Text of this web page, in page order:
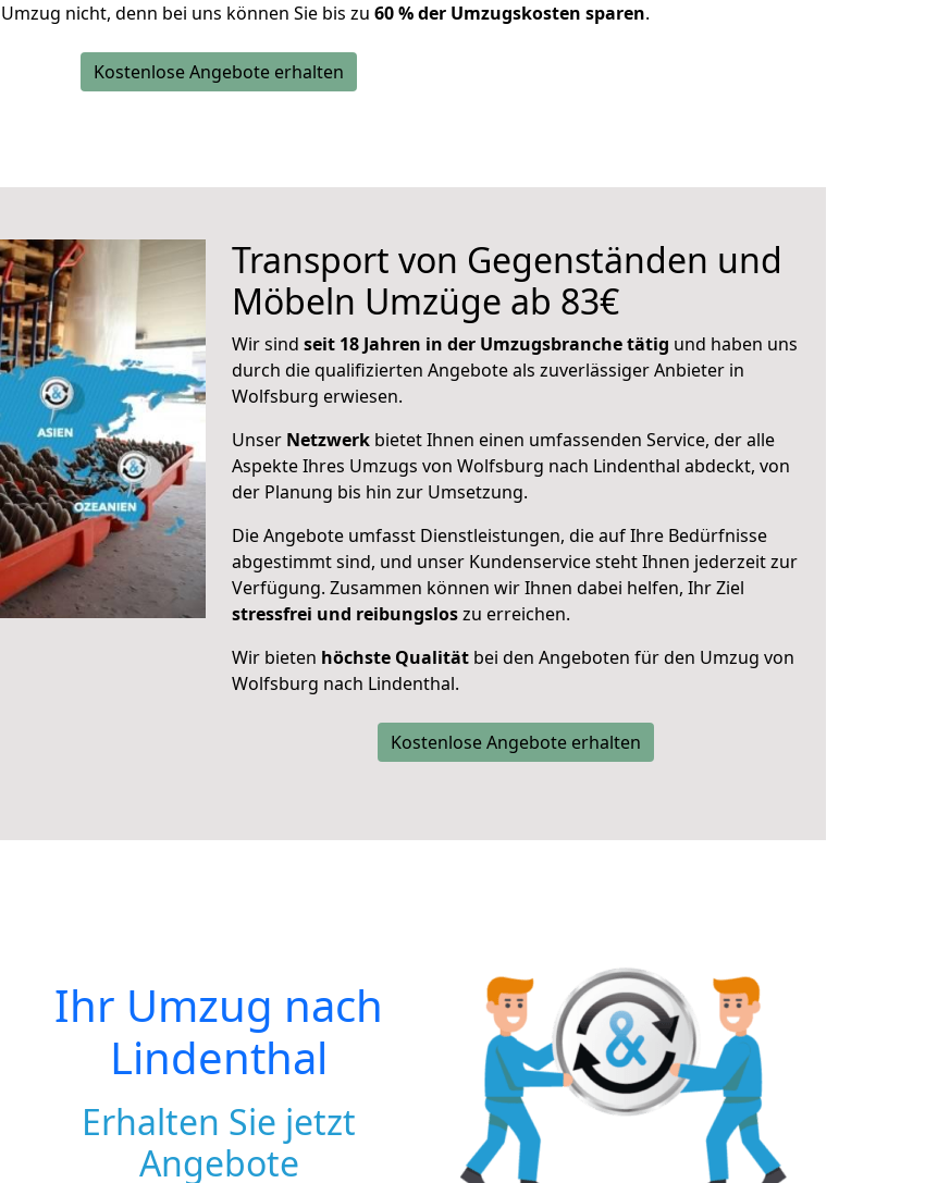
nicht, denn bei uns können Sie bis zu 60 % der Umzugskosten sparen.
Kostenlose Angebote erhalten
Transport von Gegenständen und
Möbeln Umzüge ab 83€
Wir sind seit 18 Jahren in der Umzugsbranche tätig und haben uns
durch die qualifizierten Angebote als zuverlässiger Anbieter in
Wolfsburg erwiesen.
Unser Netzwerk bietet Ihnen einen umfassenden Service, der alle
Aspekte Ihres Umzugs von Wolfsburg nach Lindenthal abdeckt, von
der Planung bis hin zur Umsetzung.
Die Angebote umfasst Dienstleistungen, die auf Ihre Bedürfnisse
abgestimmt sind, und unser Kundenservice steht Ihnen jederzeit zur
Verfügung. Zusammen können wir Ihnen dabei helfen, Ihr Ziel
stressfrei und reibungsloszu erreichen.
Wir bieten höchste Qualität bei den Angeboten für den Umzug von
Wolfsburg nach Lindenthal.
Kostenlose Angebote erhalten
Ihr Umzug nach
Lindenthal
Erhalten Sie jetzt
Angebote